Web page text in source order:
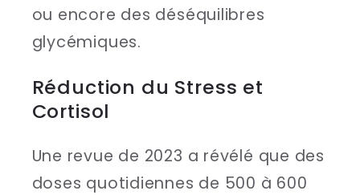
ou encore des déséquilibres
glycémiques.
Réduction du Stress et
Cortisol
Une revue de 2023 a révélé que des
doses quotidiennes de 500 à 600